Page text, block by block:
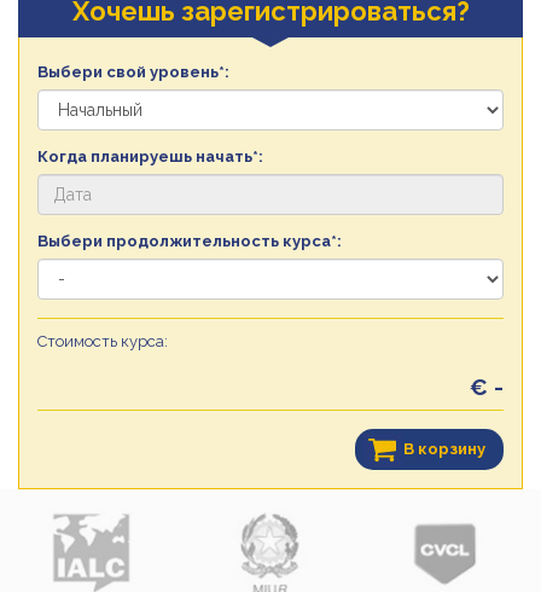
Хочешь зарегистрироваться?
Выбери свой уровень*:
Когда планируешь начать*:
Выбери продолжительность курса*:
Стоимость курса:
€ -
В корзину